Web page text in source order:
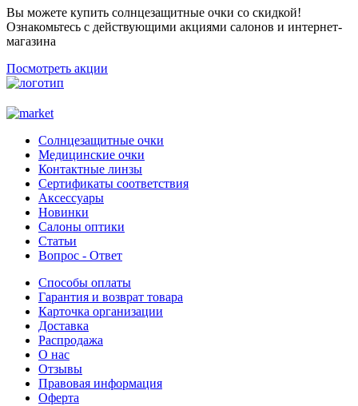
Вы можете купить солнцезащитные очки со скидкой!
Ознакомьтесь с действующими акциями салонов и интернет-
магазина
Посмотреть акции
Солнцезащитные очки
Медицинские очки
Контактные линзы
Сертификаты соответствия
Аксессуары
Новинки
Салоны оптики
Статьи
Вопрос - Ответ
Способы оплаты
Гарантия и возврат товара
Карточка организации
Доставка
Распродажа
О нас
Отзывы
Правовая информация
Оферта